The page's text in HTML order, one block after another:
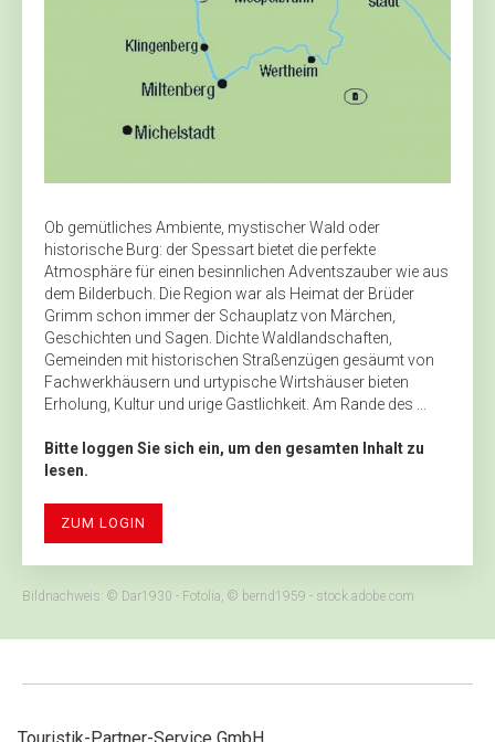
Ob gemütliches Ambiente, mystischer Wald oder
historische Burg: der Spessart bietet die perfekte
Atmosphäre für einen besinnlichen Adventszauber wie aus
dem Bilderbuch. Die Region war als Heimat der Brüder
Grimm schon immer der Schauplatz von Märchen,
Geschichten und Sagen. Dichte Waldlandschaften,
Gemeinden mit historischen Straßenzügen gesäumt von
Fachwerkhäusern und urtypische Wirtshäuser bieten
Erholung, Kultur und urige Gastlichkeit. Am Rande des ...
Bitte loggen Sie sich ein, um den gesamten Inhalt zu
lesen.
ZUM LOGIN
Bildnachweis: © Dar1930 - Fotolia, © bernd1959 - stock.adobe.com